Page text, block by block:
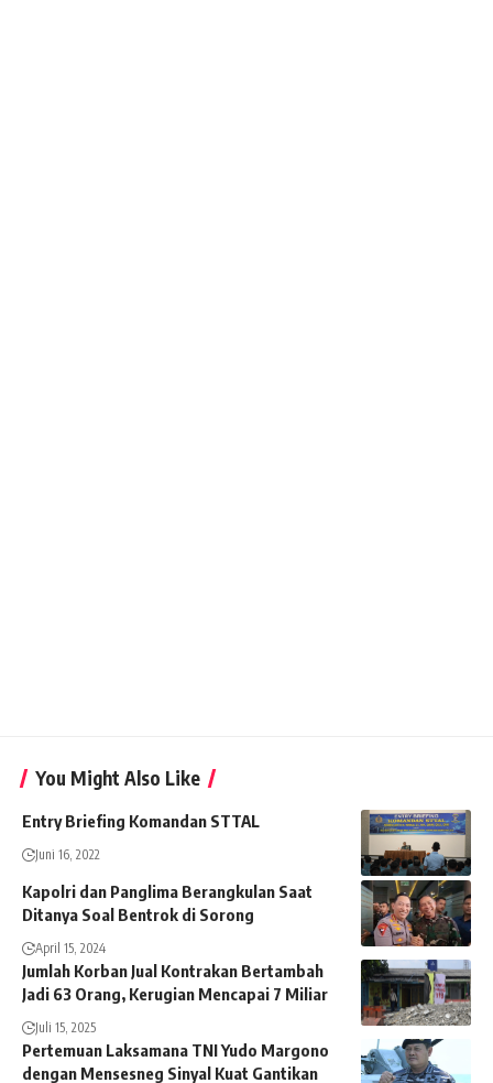
You Might Also Like
Entry Briefing Komandan STTAL
Juni 16, 2022
Kapolri dan Panglima Berangkulan Saat
Ditanya Soal Bentrok di Sorong
April 15, 2024
Jumlah Korban Jual Kontrakan Bertambah
Jadi 63 Orang, Kerugian Mencapai 7 Miliar
Juli 15, 2025
Pertemuan Laksamana TNI Yudo Margono
dengan Mensesneg Sinyal Kuat Gantikan